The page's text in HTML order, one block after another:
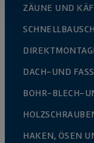
ZÄUNE UND
DACH-UND
BOHR-BLECH-
HAKEN, ÖSEN